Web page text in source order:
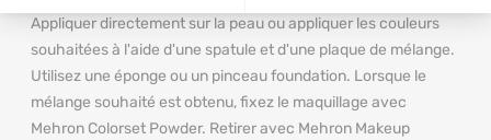
Appliquer directement sur la peau ou appliquer les couleurs
souhaitées à l'aide d'une spatule et d'une plaque de mélange.
Utilisez une éponge ou un pinceau foundation. Lorsque le
mélange souhaité est obtenu, fixez le maquillage avec
Mehron Colorset Powder. Retirer avec Mehron Makeup